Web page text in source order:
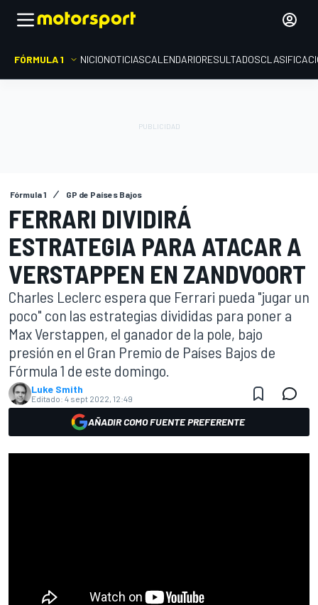
FÓRMULA 1 INICIONOTICIASCALENDARIORESULTADOS
Fórmula 1 GP de Países Bajos
FERRARI DIVIDIRÁ
ESTRATEGIA PARA ATACAR A
VERSTAPPEN EN ZANDVOORT
Charles Leclerc espera que Ferrari pueda "jugar un
poco" con las estrategias divididas para poner a
Max Verstappen, el ganador de la pole, bajo
presión en el Gran Premio de Países Bajos de
Fórmula 1 de este domingo.
Luke Smith
Editado: 4 sept 2022, 12:49
AÑADIR COMO FUENTE PREFERENTE